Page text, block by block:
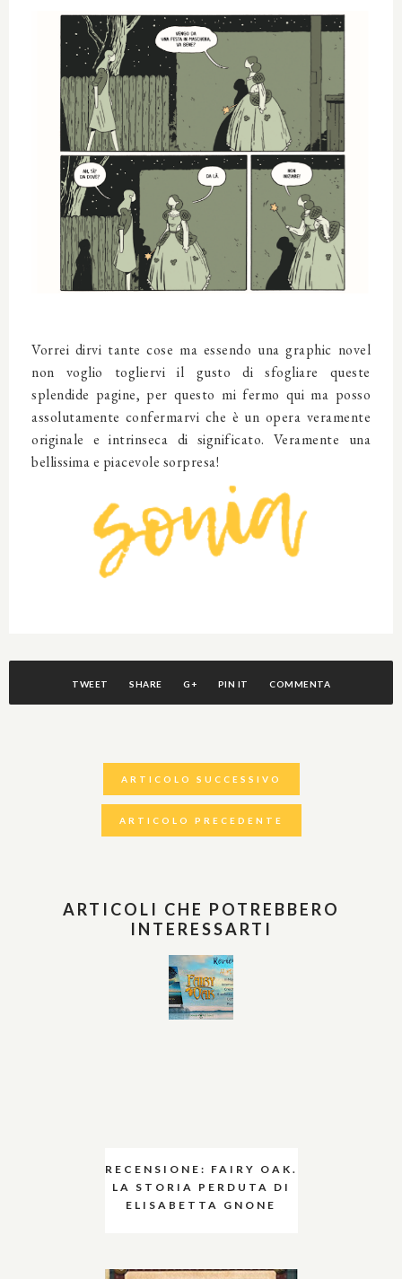
Vorrei dirvi tante cose ma essendo una graphic novel
non voglio togliervi il gusto di sfogliare queste
splendide pagine, per questo mi fermo qui ma posso
assolutamente confermarvi che è un opera veramente
originale e intrinseca di significato. Veramente una
bellissima e piacevole sorpresa!
TWEET SHARE G+ PIN IT COMMENTA
ARTICOLO SUCCESSIVO
ARTICOLO PRECEDENTE
ARTICOLI CHE POTREBBERO
INTERESSARTI
RECENSIONE: FAIRY OAK.
LA STORIA PERDUTA DI
ELISABETTA GNONE